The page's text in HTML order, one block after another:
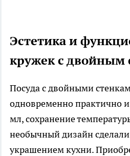
Эстетика и
кружек с двойным
Посуда с двойными
одновременно практично
мл, сохранение
необычный дизайн
украшением кухни.